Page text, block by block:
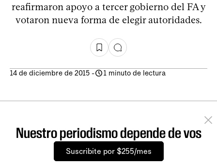
reafirmaron apoyo a tercer gobierno del FA y
votaron nueva forma de elegir autoridades.
14 de diciembre de 2015 - 1 minuto de lectura
Nuestro periodismo depende de vos
Suscribite por $255/mes